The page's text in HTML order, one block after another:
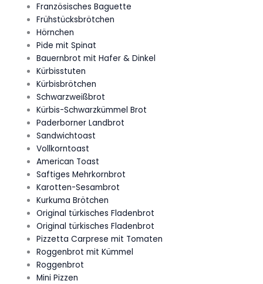
Französisches Baguette
Frühstücksbrötchen
Hörnchen
Pide mit Spinat
Bauernbrot mit Hafer & Dinkel
Kürbisstuten
Kürbisbrötchen
Schwarzweißbrot
Kürbis-Schwarzkümmel Brot
Paderborner Landbrot
Sandwichtoast
Vollkorntoast
American Toast
Saftiges Mehrkornbrot
Karotten-Sesambrot
Kurkuma Brötchen
Original türkisches Fladenbrot
Original türkisches Fladenbrot
Pizzetta Carprese mit Tomaten
Roggenbrot mit Kümmel
Roggenbrot
Mini Pizzen